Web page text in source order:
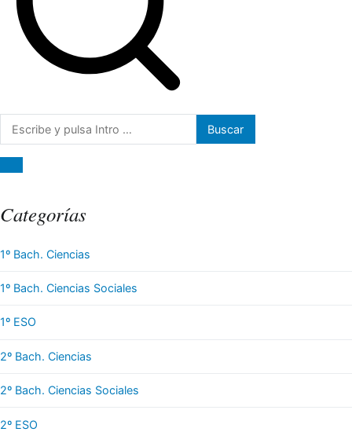
Buscar:
Categorías
1º Bach. Ciencias
1º Bach. Ciencias Sociales
1º ESO
2º Bach. Ciencias
2º Bach. Ciencias Sociales
2º ESO